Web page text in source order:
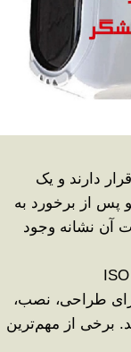
دارند و یک
پس از برخورد به
آن نشانه وجود
طراحی، نصب،
برخی از مهم‌ترین